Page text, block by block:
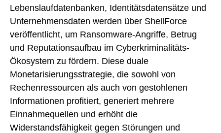
Lebenslaufdatenbanken, Identitätsdatensätze und
Unternehmensdaten werden über ShellForce
veröffentlicht, um Ransomware-Angriffe, Betrug
und Reputationsaufbau im Cyberkriminalitäts-
Ökosystem zu fördern. Diese duale
Monetarisierungsstrategie, die sowohl von
Rechenressourcen als auch von gestohlenen
Informationen profitiert, generiert mehrere
Einnahmequellen und erhöht die
Widerstandsfähigkeit gegen Störungen und